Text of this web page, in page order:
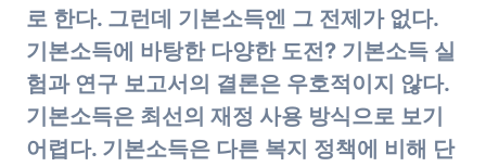
로 한다. 그런데 기본소득엔 그 전제가 없다.
기본소득에 바탕한 다양한 도전? 기본소득 실
험과 연구 보고서의 결론은 우호적이지 않다.
기본소득은 최선의 재정 사용 방식으로 보기
어렵다. 기본소득은 다른 복지 정책에 비해 단